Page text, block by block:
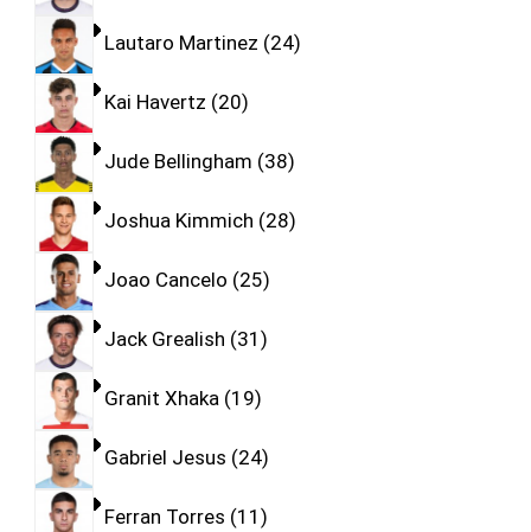
Lautaro Martinez 24
Kai Havertz 20
Jude Bellingham 38
Joshua Kimmich 28
Joao Cancelo 25
Jack Grealish 31
Granit Xhaka 19
Gabriel Jesus 24
Ferran Torres 11